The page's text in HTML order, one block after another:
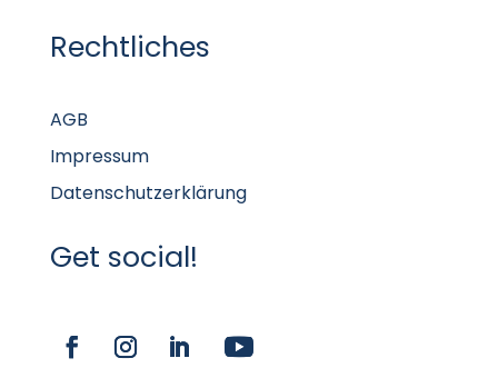
Rechtliches
AGB
Impressum
Datenschutzerklärung
Get social!